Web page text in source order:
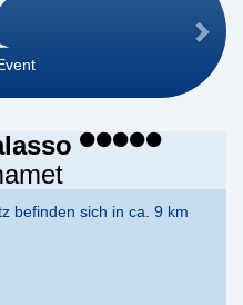
befinden sich in ca. 9 km